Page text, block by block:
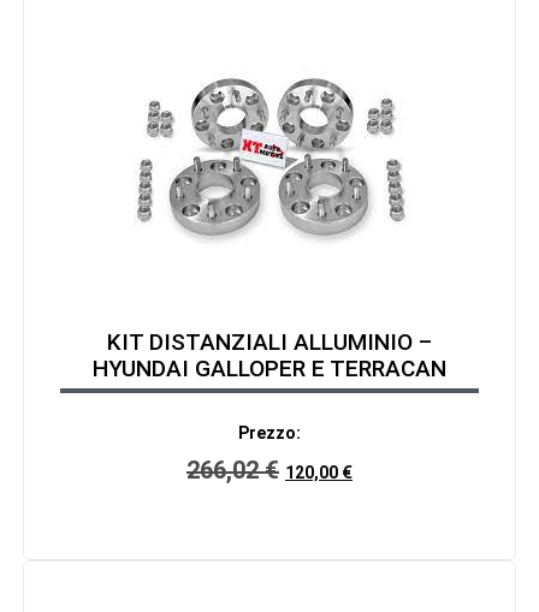
KIT DISTANZIALI ALLUMINIO –
HYUNDAI GALLOPER E TERRACAN
Prezzo:
266,02€ 120,00 €